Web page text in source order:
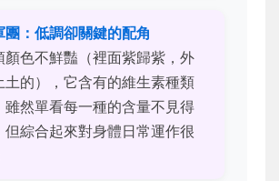
團：低調卻關鍵的配角
顏色不鮮豔（裡面紫歸紫，外
土的），它含有的維生素種類
雖然單看每一種的含量不見得
但綜合起來對身體日常運作很